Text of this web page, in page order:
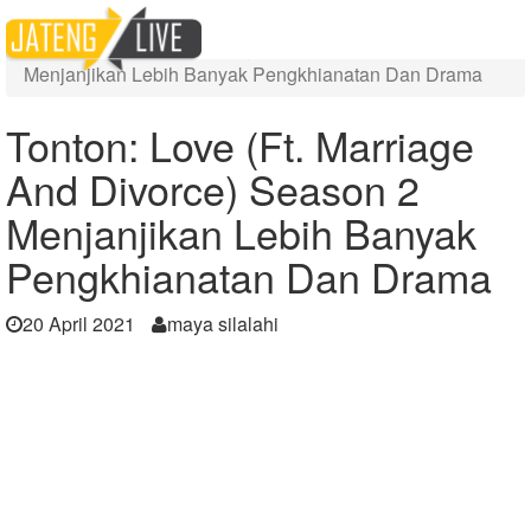
Home
Berita
Tonton: Love (Ft. Marriage And Divorce) Season 2
Menjanjikan Lebih Banyak Pengkhianatan Dan Drama
Tonton: Love (Ft. Marriage
And Divorce) Season 2
Menjanjikan Lebih Banyak
Pengkhianatan Dan Drama
20 April 2021 maya silalahi